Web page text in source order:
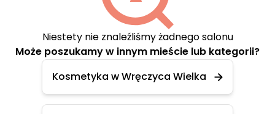
Niestety nie znaleźliśmy żadnego salonu
Może poszukamy w innym mieście lub kategorii?
Kosmetyka w Wręczyca Wielka